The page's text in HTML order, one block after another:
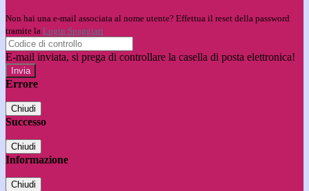
Non hai una e-mail associata al nome utente? Effettua il reset della password
tramite la Login Spaggiari
E-mail inviata, si prega di controllare la casella di posta elettronica!
Errore
Chiudi
Successo
Chiudi
Informazione
Chiudi